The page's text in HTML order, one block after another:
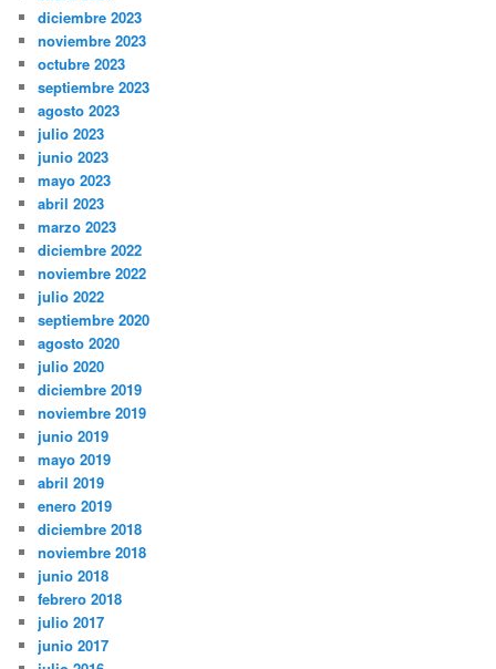
diciembre 2023
noviembre 2023
octubre 2023
septiembre 2023
agosto 2023
julio 2023
junio 2023
mayo 2023
abril 2023
marzo 2023
diciembre 2022
noviembre 2022
julio 2022
septiembre 2020
agosto 2020
julio 2020
diciembre 2019
noviembre 2019
junio 2019
mayo 2019
abril 2019
enero 2019
diciembre 2018
noviembre 2018
junio 2018
febrero 2018
julio 2017
junio 2017